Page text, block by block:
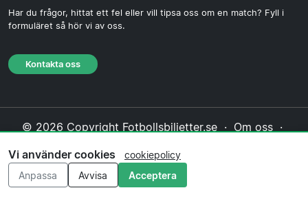
Har du frågor, hittat ett fel eller vill tipsa oss om en match? Fyll i
formuläret så hör vi av oss.
Kontakta oss
© 2026 Copyright Fotbollsbiljetter.se · Om oss ·
Redaktionell policy
Vi använder cookies
cookiepolicy
Anpassa
Avvisa Acceptera